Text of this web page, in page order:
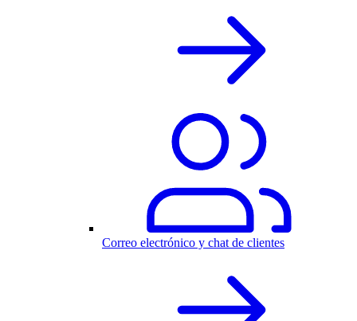
Correo electrónico y chat de clientes